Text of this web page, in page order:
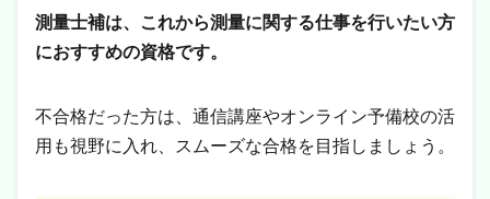
測量士補は、これから測量に関する仕事を行いたい方
におすすめの資格です。
不合格だった方は、通信講座やオンライン予備校の活
用も視野に入れ、スムーズな合格を目指しましょう。